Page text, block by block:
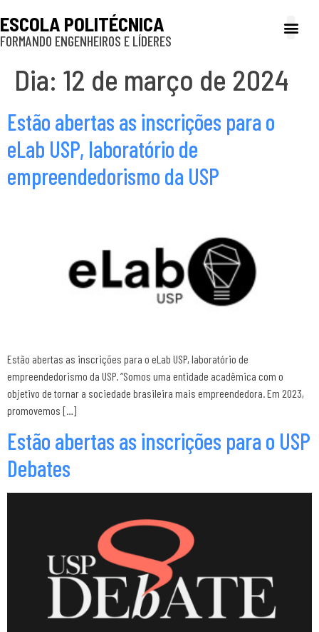
ESCOLA POLITÉCNICA
FORMANDO ENGENHEIROS E LÍDERES
Dia: 12 de março de 2024
Estão abertas as inscrições para o
eLab USP, laboratório de
empreendedorismo da USP
Estão abertas as inscrições para o eLab USP, laboratório de
empreendedorismo da USP. “Somos uma entidade acadêmica com o
objetivo de tornar a sociedade brasileira mais empreendedora. Em 2023,
promovemos […]
Estão abertas as inscrições para o USP
Debates